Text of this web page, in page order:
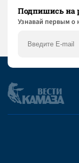
Подпишись на
Узнaвай первым о